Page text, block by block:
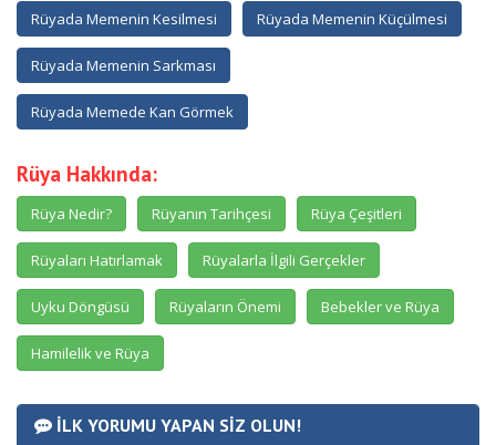
Rüyada Memenin Kesilmesi Rüyada Memenin Küçülmesi
Rüyada Memenin Sarkması
Rüyada Memede Kan Görmek
Rüya Hakkında:
Rüya Nedir? Rüyanın Tarihçesi Rüya Çeşitleri
Rüyaları Hatırlamak Rüyalarla İlgili Gerçekler
Uyku Döngüsü Rüyaların Önemi Bebekler ve Rüya
Hamilelik ve Rüya
İLK YORUMU YAPAN SİZ OLUN!